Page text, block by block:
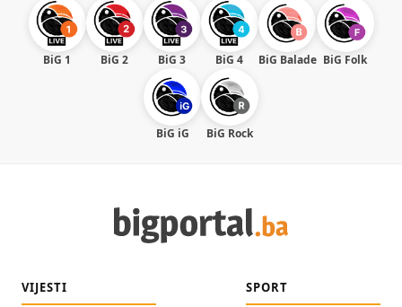
BiG 1 BiG 2 BiG 3 BiG 4 BiG Balade BiG Folk
BiG iG BiG Rock
VIJESTI SPORT